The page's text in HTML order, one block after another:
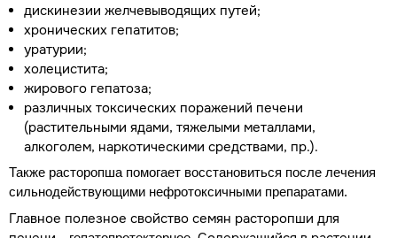
дискинезии желчевыводящих путей;
хронических гепатитов;
уратурии;
холецистита;
жирового гепатоза;
различных токсических поражений печени
(растительными ядами, тяжелыми металлами,
алкоголем, наркотическими средствами, пр.).
Также расторопша помогает восстановиться после лечения
сильнодействующими нефротоксичными препаратами.
Главное полезное свойство семян расторопши для